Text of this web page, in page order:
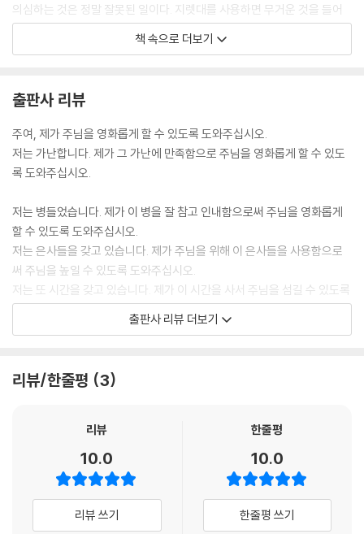
의심하는 것은 정말 잘못된 일이다. 지렛대를 사용하면 무거운 것을 들어
올릴 수 있듯이, 기도하면 하나님으로부터 무엇이든 얻을 수 있다. 비구름
이 소나기를 불러오듯, 기도는 복을 가져온다. 봄이 되면 꽃이 피어나듯, 기
--- pp.119~120
책 속으로 더보기
출판사 리뷰
주여, 제가 주님을 영화롭게 할 수 있도록 도와주십시오.
저는 가난합니다. 제가 그 가난에 만족함으로 주님을 영화롭게 할 수 있도
록 도와주십시오.
저는 병들었습니다. 제가 이 병을 잘 참고 인내함으로써 주님을 영화롭게
할 수 있도록 도와주십시오.
저는 은사들을 갖고 있습니다. 제가 주님을 위해 이 은사들을 사용함으로
써 주님을 높일 수 있도록 도와주십시오.
저는 또 시간을 갖고 있습니다. 제가 이 시간을 사서 주님을 섬길 수 있도록
도와주십시오.
주님, 저는 느낄 줄 아는 가슴도 갖고 있습니다. 이 가슴으로 오직 주님만
저는 생각할 줄 아는 머리도 갖고 있습니다. 이 머리로 주님을 생각할 뿐 아
주님은 어떤 목적이 있어서 저를 이 세상에 보내셨습니다. 그것이 무엇인
도록 도와주십시오.
많은 것은 할 수 없지만 과부가 자기 생활비 전부인 두 렙돈을 주님께 드린
것처럼 저도 제 시간과 영원을 주님의 금고에 넣겠습니다.
저의 모든 것이 다 주님 것입니다.
출판사 리뷰 더보기
리뷰/한줄평 3
리뷰
10.0
리뷰 쓰기
한줄평
10.0
한줄평 쓰기